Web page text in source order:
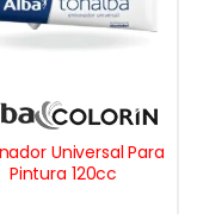
Universal Para
Pintura 120cc